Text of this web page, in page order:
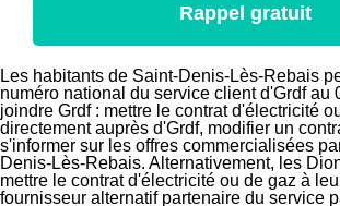
Rappel gratuit
Les habitants de Saint-Denis-Lès-Rebais
numéro national du service client d'Grdf au
joindre Grdf : mettre le contrat d'électricité
directement auprès d'Grdf, modifier un
s'informer sur les offres commercialisées
Denis-Lès-Rebais. Alternativement, les
mettre le contrat d'électricité ou de gaz à
fournisseur alternatif partenaire du service